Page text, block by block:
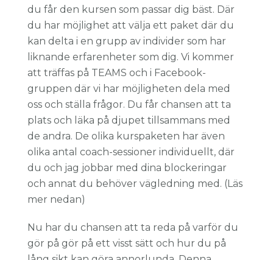
du får den kursen som passar dig bäst. Där
du har möjlighet att välja ett paket där du
kan delta i en grupp av individer som har
liknande erfarenheter som dig. Vi kommer
att träffas på TEAMS och i Facebook-
gruppen där vi har möjligheten dela med
oss och ställa frågor. Du får chansen att ta
plats och läka på djupet tillsammans med
de andra. De olika kurspaketen har även
olika antal coach-sessioner individuellt, där
du och jag jobbar med dina blockeringar
och annat du behöver vägledning med. (Läs
mer nedan)
Nu har du chansen att ta reda på varför du
gör på gör på ett visst sätt och hur du på